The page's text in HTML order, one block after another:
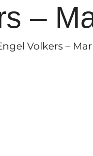
–
Volkers –